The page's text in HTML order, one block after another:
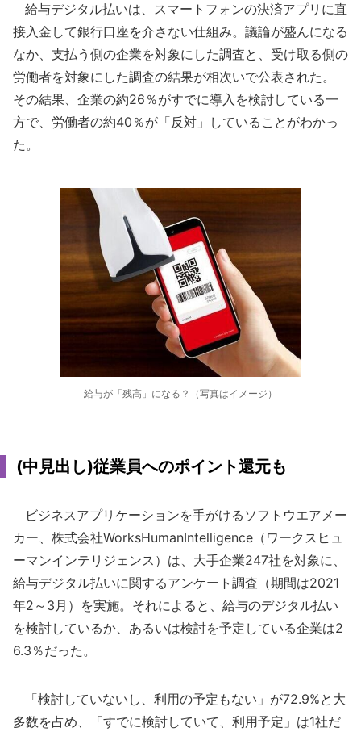
給与デジタル払いは、スマートフォンの決済アプリに直
接入金して銀行口座を介さない仕組み。議論が盛んになる
なか、支払う側の企業を対象にした調査と、受け取る側の
労働者を対象にした調査の結果が相次いで公表された。
その結果、企業の約26％がすでに導入を検討している一
方で、労働者の約40％が「反対」していることがわかっ
た。
給与が「残高」になる？（写真はイメージ）
(中見出し)従業員へのポイント還元も
ビジネスアプリケーションを手がけるソフトウエアメー
カー、株式会社WorksHumanIntelligence（ワークスヒュ
ーマンインテリジェンス）は、大手企業247社を対象に、
給与デジタル払いに関するアンケート調査（期間は2021
年2～3月）を実施。それによると、給与のデジタル払い
を検討しているか、あるいは検討を予定している企業は2
6.3％だった。
「検討していないし、利用の予定もない」が72.9%と大
多数を占め、「すでに検討していて、利用予定」は1社だ